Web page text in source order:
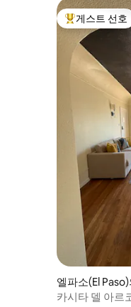
상위 게스트 선
게스트 선호
엘파소(El Paso)
카시타 델 아르